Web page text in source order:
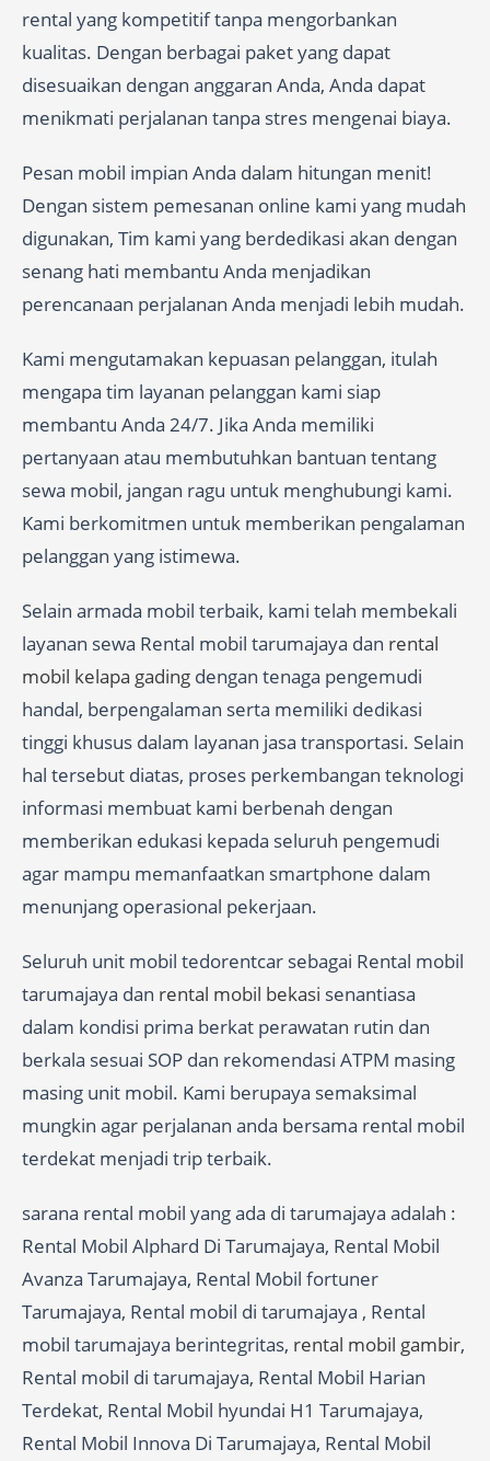
rental yang kompetitif tanpa mengorbankan
kualitas. Dengan berbagai paket yang dapat
disesuaikan dengan anggaran Anda, Anda dapat
menikmati perjalanan tanpa stres mengenai biaya.
Pesan mobil impian Anda dalam hitungan menit!
Dengan sistem pemesanan online kami yang mudah
digunakan, Tim kami yang berdedikasi akan dengan
senang hati membantu Anda menjadikan
perencanaan perjalanan Anda menjadi lebih mudah.
Kami mengutamakan kepuasan pelanggan, itulah
mengapa tim layanan pelanggan kami siap
membantu Anda 24/7. Jika Anda memiliki
pertanyaan atau membutuhkan bantuan tentang
sewa mobil, jangan ragu untuk menghubungi kami.
Kami berkomitmen untuk memberikan pengalaman
pelanggan yang istimewa.
Selain armada mobil terbaik, kami telah membekali
layanan sewa Rental mobil tarumajaya dan rental
mobil kelapa gading dengan tenaga pengemudi
handal, berpengalaman serta memiliki dedikasi
tinggi khusus dalam layanan jasa transportasi. Selain
hal tersebut diatas, proses perkembangan teknologi
informasi membuat kami berbenah dengan
memberikan edukasi kepada seluruh pengemudi
agar mampu memanfaatkan smartphone dalam
menunjang operasional pekerjaan.
Seluruh unit mobil tedorentcar sebagai Rental mobil
tarumajaya dan rental mobil bekasi senantiasa
dalam kondisi prima berkat perawatan rutin dan
berkala sesuai SOP dan rekomendasi ATPM masing
masing unit mobil. Kami berupaya semaksimal
mungkin agar perjalanan anda bersama rental mobil
terdekat menjadi trip terbaik.
sarana rental mobil yang ada di tarumajaya adalah :
Rental Mobil Alphard Di Tarumajaya, Rental Mobil
Avanza Tarumajaya, Rental Mobil fortuner
Tarumajaya, Rental mobil di tarumajaya , Rental
mobil tarumajaya berintegritas, rental mobil gambir,
Rental mobil di tarumajaya, Rental Mobil Harian
Terdekat, Rental Mobil hyundai H1 Tarumajaya,
Rental Mobil Innova Di Tarumajaya, Rental Mobil